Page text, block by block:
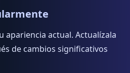
apariencia actual. Actualízala
de cambios significativos